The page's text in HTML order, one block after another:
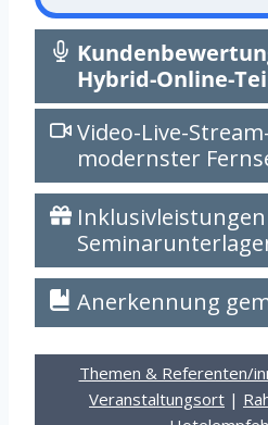
Hybrid-Online-
Video-Live-
modernster
Anerkennung
Themen & Referenten/
Veranstaltungsort |